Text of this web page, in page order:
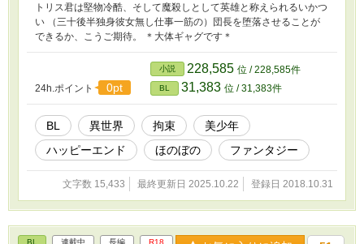
トリス君は堅物冷酷、そして魔殺しとして英雄と称えられるいかつ
い （三十後半独身彼女無し仕事一筋の）団長を堕落させることが
できるか、こうご期待。 ＊大体ギャグです＊
24h.ポイント 0pt
小説 228,585 位 / 228,585件
BL 31,383 位 / 31,383件
BL 異世界 拘束
美少年
ハッピーエンド
ほのぼの ファンタジー
文字数 15,433 最終更新日 2025.10.22 登録日 2018.10.31
BL 連載中 長編 R18